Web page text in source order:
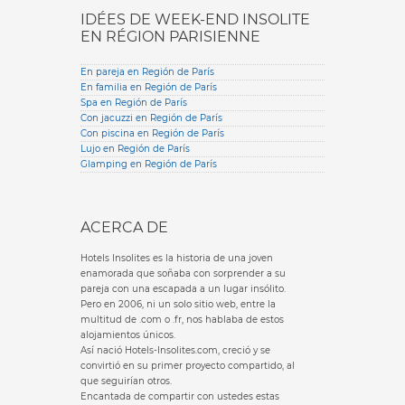
IDÉES DE WEEK-END INSOLITE
EN RÉGION PARISIENNE
En pareja en Región de París
En familia en Región de París
Spa en Región de París
Con jacuzzi en Región de París
Con piscina en Región de París
Lujo en Región de París
Glamping en Región de París
ACERCA DE
Hotels Insolites es la historia de una joven
enamorada que soñaba con sorprender a su
pareja con una escapada a un lugar insólito.
Pero en 2006, ni un solo sitio web, entre la
multitud de .com o .fr, nos hablaba de estos
alojamientos únicos.
Así nació Hotels-Insolites.com, creció y se
convirtió en su primer proyecto compartido, al
que seguirían otros.
Encantada de compartir con ustedes estas